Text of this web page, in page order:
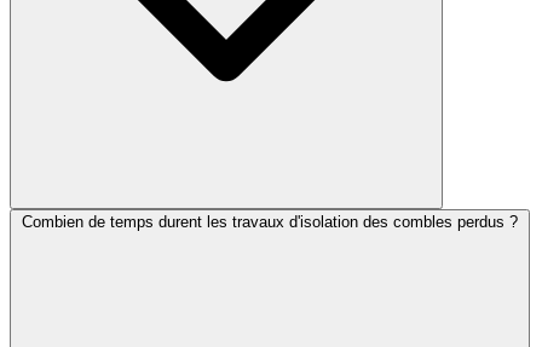
Combien de temps durent les travaux d'isolation des combles perdus ?